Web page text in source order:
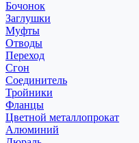
Бочонок
Заглушки
Муфты
Отводы
Переход
Сгон
Соединитель
Тройники
Фланцы
Цветной металлопрокат
Алюминий